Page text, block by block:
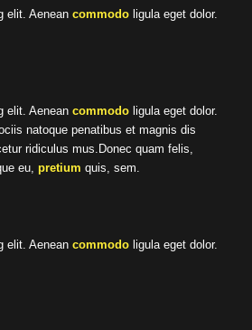
elit. Aenean commodoligula eget dolor.
elit. Aenean commodoligula eget dolor.
natoque penatibus et magnis dis
ridiculus mus.Donec quam felis,
eu, pretium quis, sem.
elit. Aenean commodoligula eget dolor.